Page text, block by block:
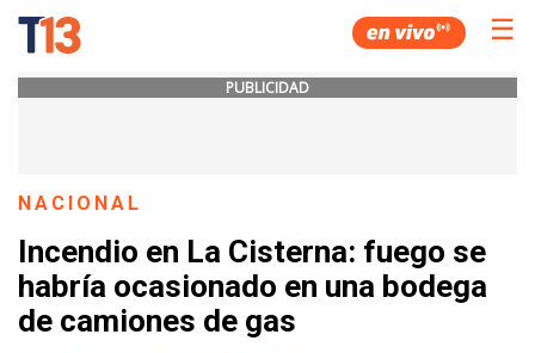
☰
PUBLICIDAD
NACIONAL
Incendio en La Cisterna: fuego se
habría ocasionado en una bodega
de camiones de gas